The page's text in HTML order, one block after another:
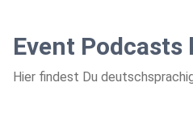
Event
Hier findest Du